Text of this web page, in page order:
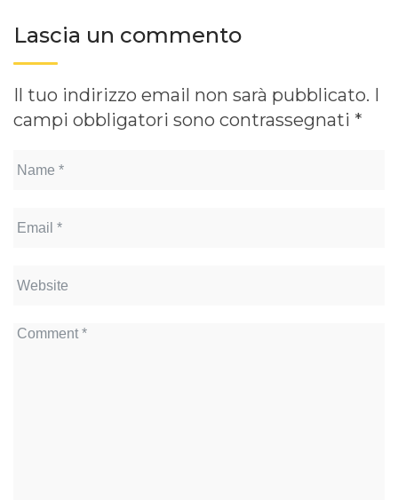
Lascia un commento
Il tuo indirizzo email non sarà pubblicato. I
campi obbligatori sono contrassegnati *